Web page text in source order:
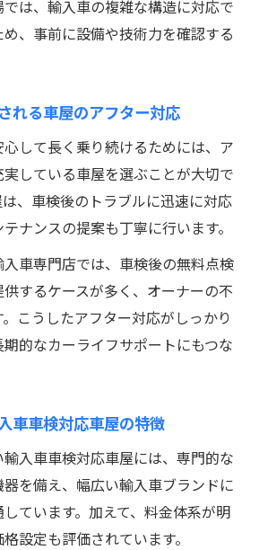
は、輸入車の複雑な構造に対応で
、事前に設備や技術力を確認する
れる車屋のアフター対応
して長く乗り続けるためには、ア
している車屋を選ぶことが大切で
、車検後のトラブルに迅速に対応
ナンスの提案も丁寧に行います。
車専門店では、車検後の無料点検
するケースが多く、オーナーの不
こうしたアフター対応がしっかり
的なカーライフサポートにもつな
車車検対応車屋の特徴
入車車検対応車屋には、専門的な
を備え、幅広い輸入車ブランドに
ています。加えて、料金体系が明
設定も評価されています。